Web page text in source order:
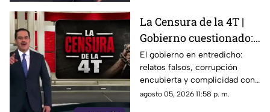
crimen organizado.
La Censura de la 4T |
Gobierno cuestionado:
relatos falsos,
corrupción encubierta
y complicidad
El gobierno en entredicho:
relatos falsos, corrupción
encubierta y complicidad con
el crimen
agosto 05, 2026 11:58 p. m.